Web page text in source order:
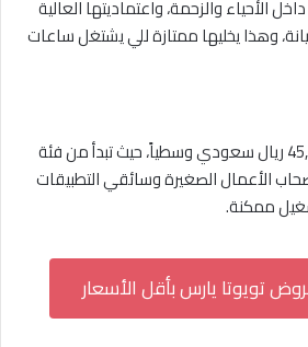
الأحياء والزحمة، واعتماديتها العالية
وهذا يخليها ممتازة للي يشتغل ساعات
يبلغ سعر تويوتا يارس 45,000 ريال سعودي وسطياً، حيث تبدأ من فئة
الأعمال الصغيرة وسائقي التطبيقات
ممكنة.
تويوتا يارس بأقل الأسعار